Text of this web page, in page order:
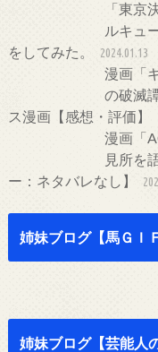
「東京
ルキュ
をしてみた。
2024.01.13
漫画「
の破滅
ス漫画【感想・評価】
漫画「
見所を
ー：ネタバレなし】
姉妹ブログ【馬ＧＩ
姉妹ブログ【芸能人